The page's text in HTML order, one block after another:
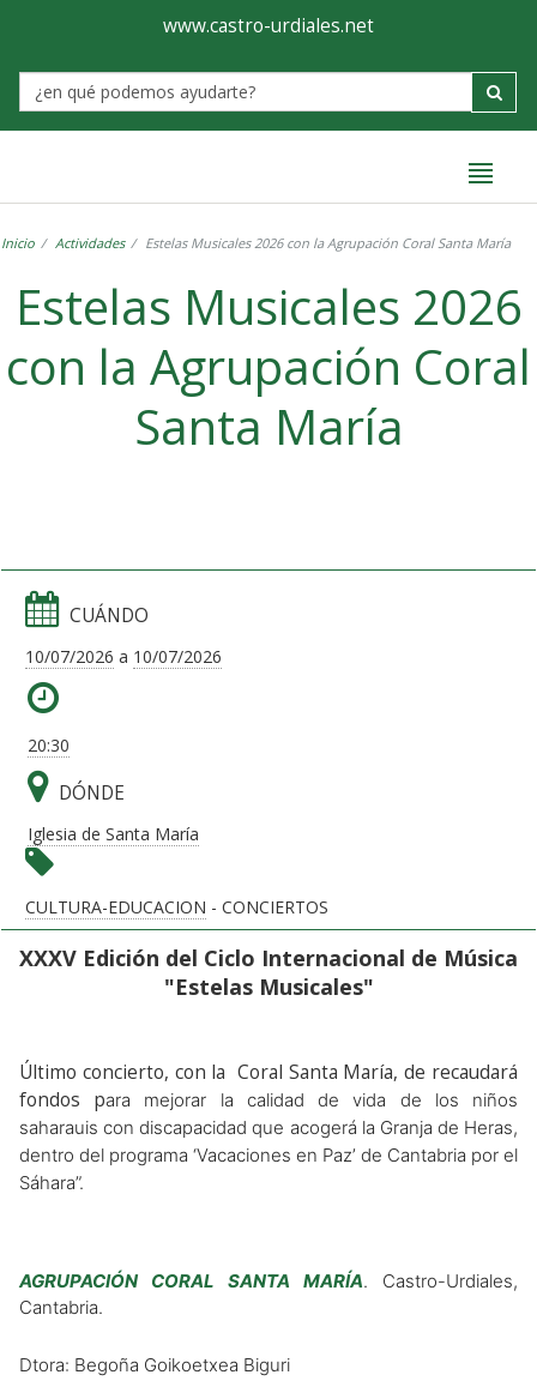
Ayuntamiento
de
Castro-
www.castro-urdiales.net
Label
Inicio Actividades Estelas Musicales 2026 con la Agrupación Coral Santa María
Estelas Musicales 2026
con la Agrupación Coral
Santa María
CUÁNDO
10/07/2026 a 10/07/2026
20:30
DÓNDE
Iglesia de Santa María
CULTURA-EDUCACION - CONCIERTOS
XXXV Edición del Ciclo Internacional de Música
"Estelas Musicales"
Último concierto, con la Coral Santa María, de recaudará
fondos para mejorar la calidad de vida de los niños
saharauis con discapacidad que acogerá la Granja de Heras,
dentro del programa ‘Vacaciones en Paz’ de Cantabria por el
Sáhara”.
AGRUPACIÓN CORAL SANTA MARÍA. Castro-Urdiales,
Cantabria.
Dtora: Begoña Goikoetxea Biguri